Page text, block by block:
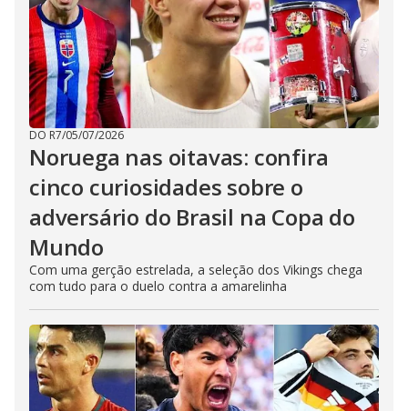
DO R7/05/07/2026
Noruega nas oitavas: confira
cinco curiosidades sobre o
adversário do Brasil na Copa do
Mundo
Com uma gerção estrelada, a seleção dos Vikings chega
com tudo para o duelo contra a amarelinha